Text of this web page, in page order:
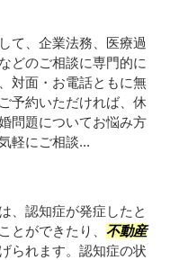
て、企業法務、医療過
どのご相談に専門的に
対面・お電話ともに無
予約いただければ、休
問題についてお悩み方
軽にご相談...
、認知症が発症したと
とができたり、 不動産
られます。認知症の状